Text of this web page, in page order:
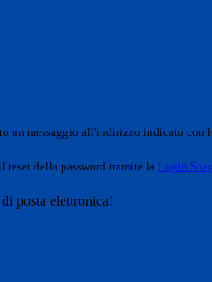
un messaggio all'indirizzo indicato con
reset della password tramite la Login
posta elettronica!